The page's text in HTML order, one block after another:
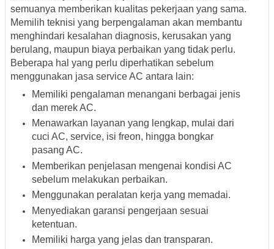
semuanya memberikan kualitas pekerjaan yang sama.
Memilih teknisi yang berpengalaman akan membantu
menghindari kesalahan diagnosis, kerusakan yang
berulang, maupun biaya perbaikan yang tidak perlu.
Beberapa hal yang perlu diperhatikan sebelum
menggunakan jasa service AC antara lain:
Memiliki pengalaman menangani berbagai jenis
dan merek AC.
Menawarkan layanan yang lengkap, mulai dari
cuci AC, service, isi freon, hingga bongkar
pasang AC.
Memberikan penjelasan mengenai kondisi AC
sebelum melakukan perbaikan.
Menggunakan peralatan kerja yang memadai.
Menyediakan garansi pengerjaan sesuai
ketentuan.
Memiliki harga yang jelas dan transparan.